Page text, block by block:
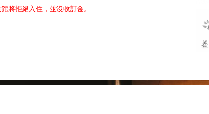
將拒絕入住，並沒收訂金。